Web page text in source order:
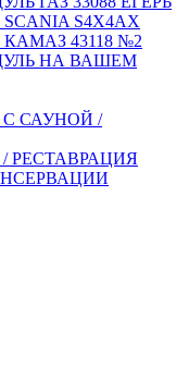
S4X4AX
43118 №2
НА ВАШЕМ
С САУНОЙ /
РЕСТАВРАЦИЯ